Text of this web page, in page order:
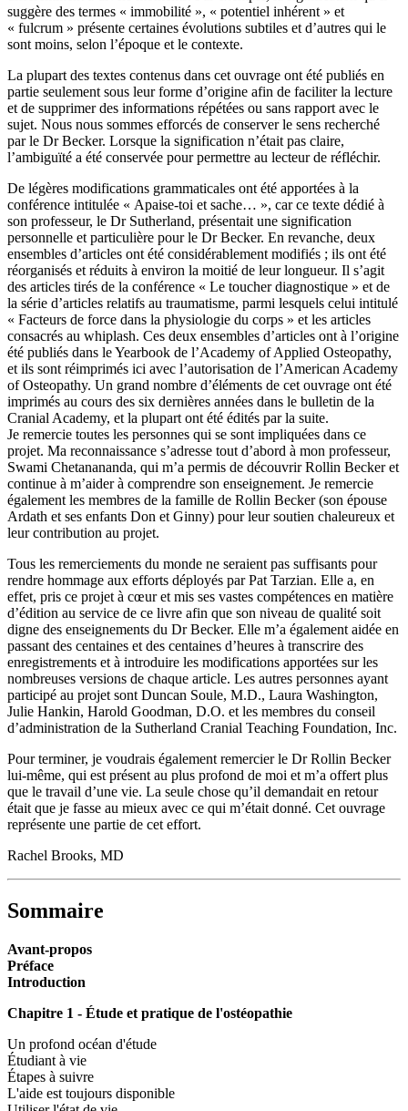
suggère des termes « immobilité », « potentiel inhérent » et
« fulcrum » présente certaines évolutions subtiles et d’autres qui le
sont moins, selon l’époque et le contexte.
La plupart des textes contenus dans cet ouvrage ont été publiés en
partie seulement sous leur forme d’origine afin de faciliter la lecture
et de supprimer des informations répétées ou sans rapport avec le
sujet. Nous nous sommes efforcés de conserver le sens recherché
par le Dr Becker. Lorsque la signification n’était pas claire,
l’ambiguïté a été conservée pour permettre au lecteur de réfléchir.
De légères modifications grammaticales ont été apportées à la
conférence intitulée « Apaise-toi et sache… », car ce texte dédié à
son professeur, le Dr Sutherland, présentait une signification
personnelle et particulière pour le Dr Becker. En revanche, deux
ensembles d’articles ont été considérablement modifiés ; ils ont été
réorganisés et réduits à environ la moitié de leur longueur. Il s’agit
des articles tirés de la conférence « Le toucher diagnostique » et de
la série d’articles relatifs au traumatisme, parmi lesquels celui intitulé
« Facteurs de force dans la physiologie du corps » et les articles
consacrés au whiplash. Ces deux ensembles d’articles ont à l’origine
été publiés dans le Yearbook de l’Academy of Applied Osteopathy,
et ils sont réimprimés ici avec l’autorisation de l’American Academy
of Osteopathy. Un grand nombre d’éléments de cet ouvrage ont été
imprimés au cours des six dernières années dans le bulletin de la
Cranial Academy, et la plupart ont été édités par la suite.
Je remercie toutes les personnes qui se sont impliquées dans ce
projet. Ma reconnaissance s’adresse tout d’abord à mon professeur,
Swami Chetanananda, qui m’a permis de découvrir Rollin Becker et
continue à m’aider à comprendre son enseignement. Je remercie
également les membres de la famille de Rollin Becker (son épouse
Ardath et ses enfants Don et Ginny) pour leur soutien chaleureux et
leur contribution au projet.
Tous les remerciements du monde ne seraient pas suffisants pour
rendre hommage aux efforts déployés par Pat Tarzian. Elle a, en
effet, pris ce projet à cœur et mis ses vastes compétences en matière
d’édition au service de ce livre afin que son niveau de qualité soit
digne des enseignements du Dr Becker. Elle m’a également aidée en
passant des centaines et des centaines d’heures à transcrire des
enregistrements et à introduire les modifications apportées sur les
nombreuses versions de chaque article. Les autres personnes ayant
participé au projet sont Duncan Soule, M.D., Laura Washington,
Julie Hankin, Harold Goodman, D.O. et les membres du conseil
d’administration de la Sutherland Cranial Teaching Foundation, Inc.
Pour terminer, je voudrais également remercier le Dr Rollin Becker
lui-même, qui est présent au plus profond de moi et m’a offert plus
que le travail d’une vie. La seule chose qu’il demandait en retour
était que je fasse au mieux avec ce qui m’était donné. Cet ouvrage
représente une partie de cet effort.
Rachel Brooks, MD
Sommaire
Avant-propos
Préface
Introduction
Chapitre 1 - Étude et pratique de l'ostéopathie
Un profond océan d'étude
Étudiant à vie
Étapes à suivre
L'aide est toujours disponible